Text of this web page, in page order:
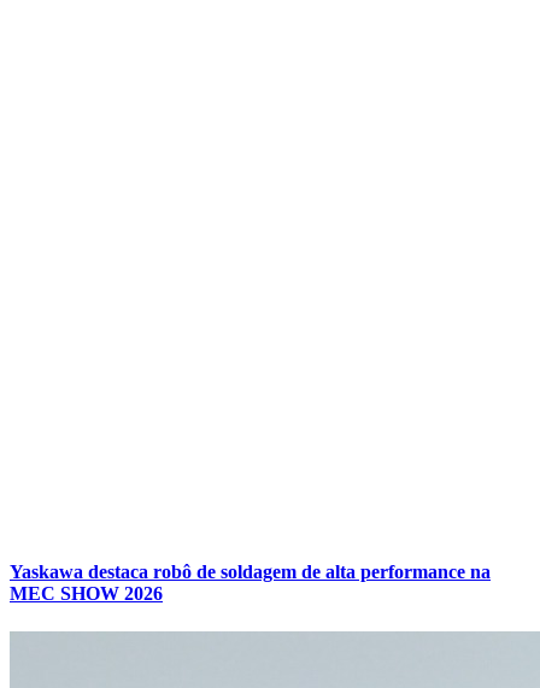
Yaskawa destaca robô de soldagem de alta performance na
MEC SHOW 2026